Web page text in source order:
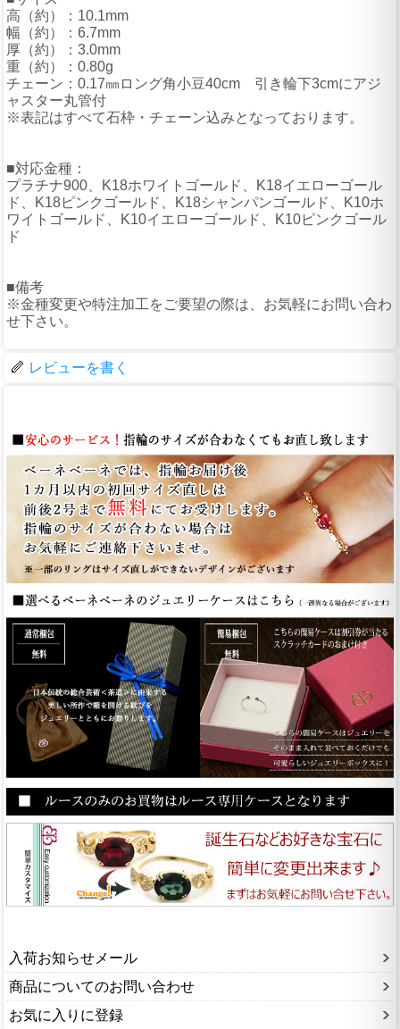
高（約）：10.1mm
幅（約）：6.7mm
厚（約）：3.0mm
重（約）：0.80g
チェーン：0.17㎜ロング角小豆40cm 引き輪下3cmにアジ
ャスター丸管付
※表記はすべて石枠・チェーン込みとなっております。
■対応金種：
プラチナ900、K18ホワイトゴールド、K18イエローゴール
ド、K18ピンクゴールド、K18シャンパンゴールド、K10ホ
ワイトゴールド、K10イエローゴールド、K10ピンクゴール
ド
■備考
※金種変更や特注加工をご要望の際は、お気軽にお問い合わ
せ下さい。
レビューを書く
入荷お知らせメール
商品についてのお問い合わせ
お気に入りに登録